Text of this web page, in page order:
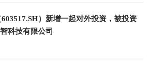
）新增一起对外投资，被投资
科技有限公司